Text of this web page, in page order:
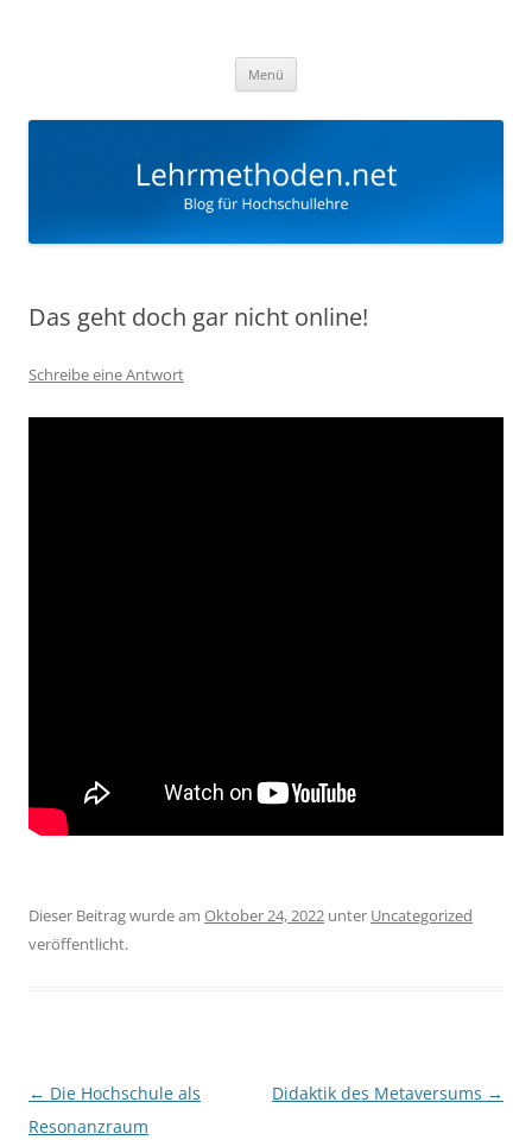
Menü
Das geht doch gar nicht online!
Schreibe eine Antwort
Dieser Beitrag wurde am Oktober 24, 2022 unter Uncategorized
veröffentlicht.
Beitragsnavigation
← Die Hochschule als
Resonanzraum
Didaktik des Metaversums →